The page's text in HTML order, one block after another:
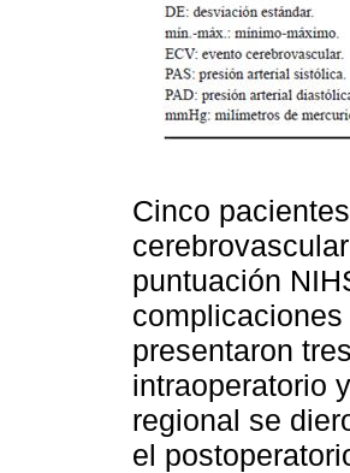
Cinco
puntuación
presentaron
intraoperatorio
regional se
el